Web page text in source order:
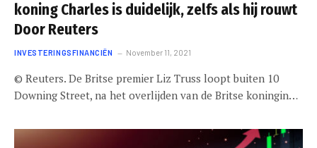
koning Charles is duidelijk, zelfs als hij rouwt
Door Reuters
INVESTERINGSFINANCIËN November 11, 2021
© Reuters. De Britse premier Liz Truss loopt buiten 10
Downing Street, na het overlijden van de Britse koningin…